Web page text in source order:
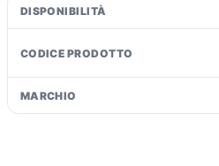
€73,81.
DISPONIBILITÀ
CODICE PRODOTTO
MARCHIO